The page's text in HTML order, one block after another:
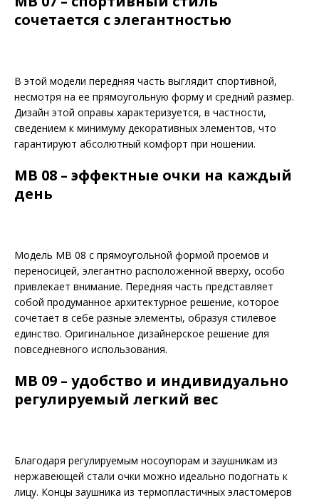
сочетается с элегантностью
В этой модели передняя часть выглядит спортивной,
несмотря на ее прямоугольную форму и средний размер.
Дизайн этой оправы характеризуется, в частности,
сведением к минимуму декоративных элементов, что
гарантируют абсолютный комфорт при ношении.
MB 08 – эффектные очки на каждый
день
Модель MB 08 с прямоугольной формой проемов и
переносицей, элегантно расположенной вверху, особо
привлекает внимание. Передняя часть представляет
собой продуманное архитектурное решение, которое
сочетает в себе разные элементы, образуя стилевое
единство. Оригинальное дизайнерское решение для
повседневного использования.
MB 09 – удобство и индивидуально
регулируемый легкий вес
Благодаря регулируемым носоупорам и заушникам из
нержавеющей стали очки можно идеально подогнать к
лицу. Концы заушника из термопластичных эластомеров